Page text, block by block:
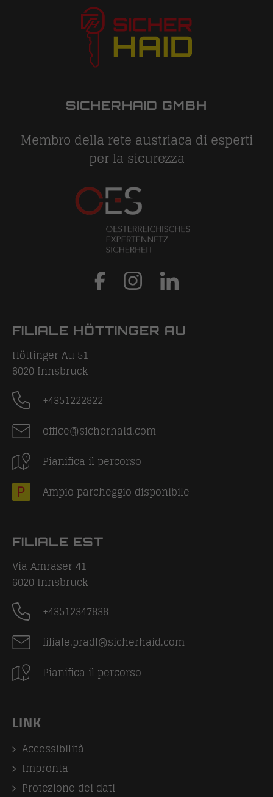
SICHERHAID GMBH
Membro della rete austriaca di esperti
per la sicurezza
FILIALE HÖTTINGER AU
Höttinger Au 51
6020 Innsbruck
+4351222822
office@sicherhaid.com
Pianifica il percorso
Ampio parcheggio disponibile
FILIALE EST
Via Amraser 41
6020 Innsbruck
+43512347838
filiale.pradl@sicherhaid.com
Pianifica il percorso
LINK
Accessibilità
Impronta
Protezione dei dati